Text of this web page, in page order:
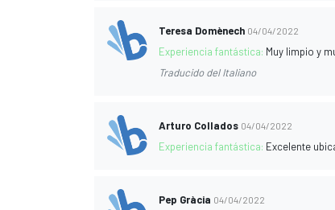
Teresa Domènech 04/04/2022
Experiencia fantástica: Muy limpio y
Traducido del Italiano
Arturo Collados 04/04/2022
Experiencia fantástica: Excelente
Pep Gràcia 04/04/2022